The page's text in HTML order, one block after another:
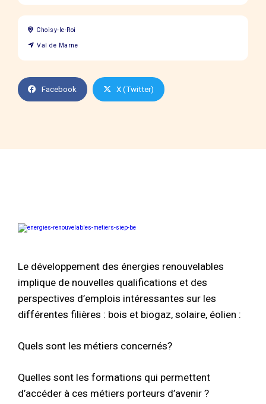
Choisy-le-Roi
Val de Marne
Facebook X (Twitter)
Le développement des énergies renouvelables
implique de nouvelles qualifications et des
perspectives d’emplois intéressantes sur les
différentes filières : bois et biogaz, solaire, éolien :
Quels sont les métiers concernés?
Quelles sont les formations qui permettent
d’accéder à ces métiers porteurs d’avenir ?